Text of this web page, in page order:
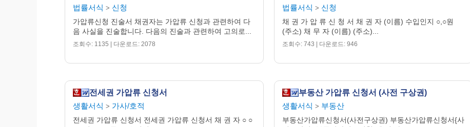
아. [유체동산가압류 신청인 경우
가압류할 유체동산의 품목 가액은
② 채무자의 다른 재산에 대하여 어떠한 보전조치를 취하였습니까?그 결과는?
나. [ “예”로 대답한 경우]
① 본안소송을 제기한 법원
②현재 진행상황 또는 소송결과는?
법률서식 > 신청
가압류신청 진술서 채권자는 가압류 신청과 관련하여 다
음 사실을 진술합니다. 다음의 진술과 관련하여 고의로...
조회수: 1135 | 다운로드: 2078
법률서식 > 신청
채 권 가 압 류 신 청 서 채 권 자 (이름) 수입인지 ○,○원
(주소) 채 무 자 (이름) (주소)...
조회수: 743 | 다운로드: 946
전세권 가압류 신청서
생활서식 > 가사/호적
전세권 가압류 신청서 전세권 가압류 신청서 채 권 자 ○ ○
부동산 가압류 신청서 (사전 구상권)
생활서식 > 부동산
부동산가압류신청서(사전구상권) 부동산가압류신청서{사